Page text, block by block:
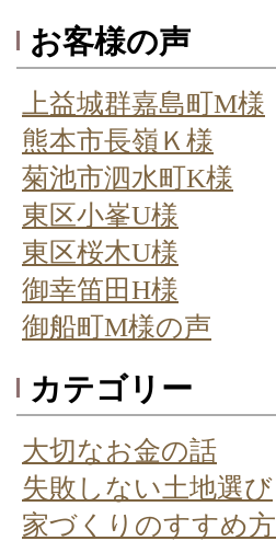
お客様の声
上益城群嘉島町M様
熊本市長嶺Ｋ様
菊池市泗水町K様
東区小峯U様
東区桜木U様
御幸笛田H様
御船町M様の声
カテゴリー
大切なお金の話
失敗しない土地選び
家づくりのすすめ方